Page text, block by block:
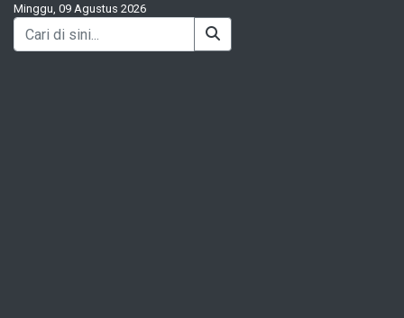
Minggu, 09 Agustus 2026